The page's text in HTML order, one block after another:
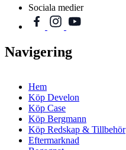
Sociala medier
Navigering
Hem
Köp Develon
Köp Case
Köp Bergmann
Köp Redskap & Tillbehör
Eftermarknad